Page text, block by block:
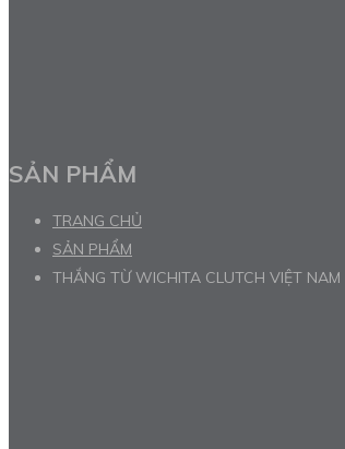
SẢN PHẨM
TRANG CHỦ
SẢN PHẨM
THẮNG TỪ WICHITA CLUTCH VIỆT NAM